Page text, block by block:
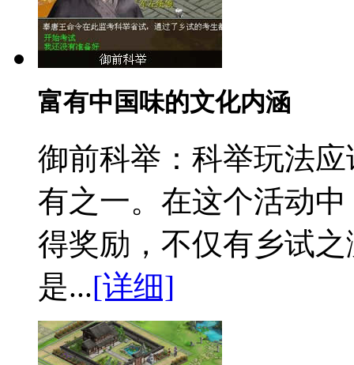
富有中国味的文化内涵
御前科举： 科举玩法
有之一。在这个活动
得奖励，不仅有乡试
是...[详细]